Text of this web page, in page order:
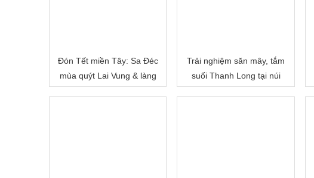
Đón Tết miền Tây: Sa Đéc
mùa quýt Lai Vung & làng
Trải nghiệm săn mây, tắm
suối Thanh Long tại núi